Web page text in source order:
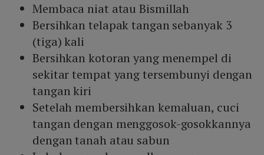
Membaca niat atau Bismillah
Bersihkan telapak tangan sebanyak 3
(tiga) kali
Bersihkan kotoran yang menempel di
sekitar tempat yang tersembunyi dengan
tangan kiri
Setelah membersihkan kemaluan, cuci
tangan dengan menggosok-gosokkannya
dengan tanah atau sabun